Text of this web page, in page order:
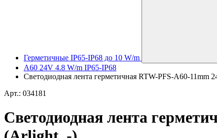
Герметичные IP65-IP68 до 10 W/m
A60 24V 4.8 W/m IP65-IP68
Светодиодная лента герметичная RTW-PFS-A60-11mm
Арт.: 034181
Светодиодная лента